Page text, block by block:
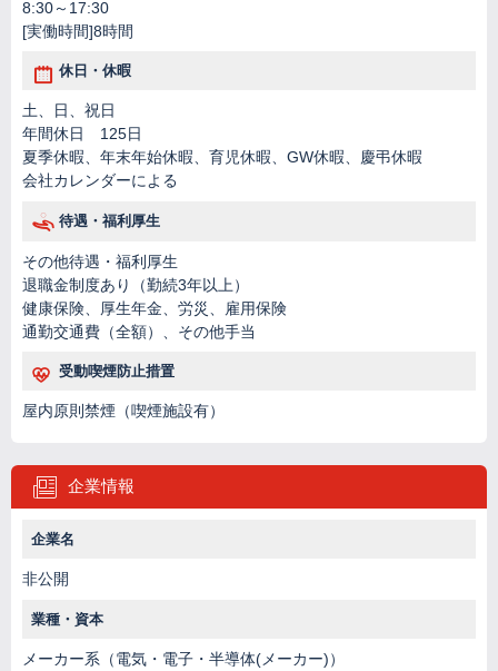
8:30～17:30
[実働時間]8時間
休日・休暇
土、日、祝日
年間休日 125日
夏季休暇、年末年始休暇、育児休暇、GW休暇、慶弔休暇
会社カレンダーによる
待遇・福利厚生
その他待遇・福利厚生
退職金制度あり（勤続3年以上）
健康保険、厚生年金、労災、雇用保険
通勤交通費（全額）、その他手当
受動喫煙防止措置
屋内原則禁煙（喫煙施設有）
企業情報
企業名
非公開
業種・資本
メーカー系（電気・電子・半導体(メーカー)）